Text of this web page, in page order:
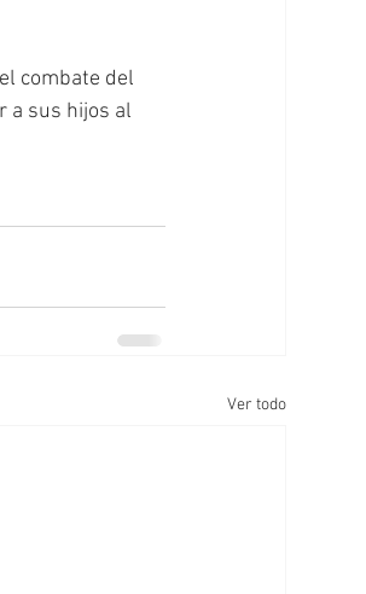
combate del
a sus hijos al
Ver todo